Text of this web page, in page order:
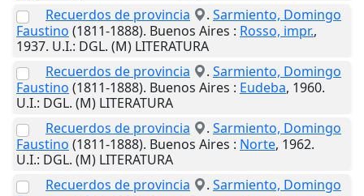
Recuerdos de provincia
. Sarmiento, Domingo
Faustino (1811-1888). Buenos Aires : Rosso, impr.,
1937. U.I.: DGL. (M) LITERATURA
Recuerdos de provincia
. Sarmiento, Domingo
Faustino (1811-1888). Buenos Aires : Eudeba, 1960.
U.I.: DGL. (M) LITERATURA
Recuerdos de provincia
. Sarmiento, Domingo
Faustino (1811-1888). Buenos Aires : Norte, 1962.
U.I.: DGL. (M) LITERATURA
Recuerdos de provincia
. Sarmiento, Domingo